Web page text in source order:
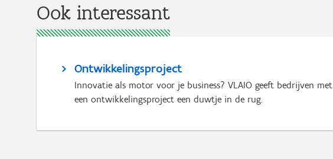
Ook interessant
Ontwikkelingsproject
Innovatie als motor voor je business? VLAIO geeft bedrijven met
een ontwikkelingsproject een duwtje in de rug.